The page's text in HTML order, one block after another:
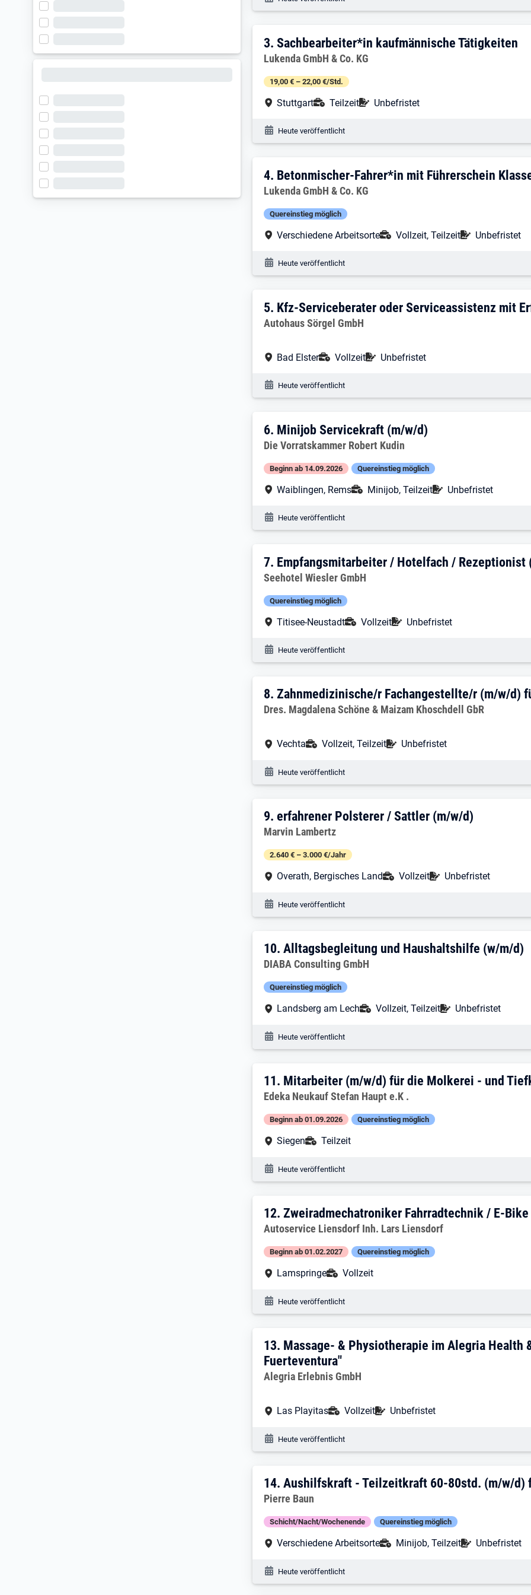
3. Ergebnis: Sachbearbeiter*in
3.Sachbearbeiter*in kaufmännische Tätigkeiten
Arbeitgeber:
Lukenda GmbH & Co. KG
19,00 € – 22,00 €/Std.
Arbeitsort:
Stuttgart Anstellungsart:
Teilzeit Befristung:
Unbefristet
Veröffentlichungsdatum:
Heute veröffentlicht
4. Ergebnis: Betonmischer-Fahrer*in mit
4. Betonmischer-Fahrer*in mit Führerschein
Arbeitgeber:
Lukenda GmbH & Co. KG
Quereinstieg möglich
Arbeitsort:
Verschiedene Arbeitsorte Anstellungsart:
Vollzeit, Teilzeit Befristung:
Unbefristet
Veröffentlichungsdatum:
Heute veröffentlicht
5. Ergebnis: Kfz-Serviceberater oder
5. Kfz-Serviceberater oder Serviceassistenz mit
Arbeitgeber:
Autohaus Sörgel GmbH
Arbeitsort:
Bad Elster Anstellungsart:
Vollzeit Befristung:
Unbefristet
Veröffentlichungsdatum:
Heute veröffentlicht
6. Ergebnis: Minijob Servicekraft (m/w/d)
6. Minijob Servicekraft (m/w/d)
Arbeitgeber:
Die Vorratskammer Robert Kudin
Beginn ab 14.09.2026 Quereinstieg möglich
Arbeitsort:
Waiblingen, Rems Anstellungsart:
Minijob, Teilzeit Befristung:
Unbefristet
Veröffentlichungsdatum:
Heute veröffentlicht
7. Ergebnis: Empfangsmitarbeiter /
7. Empfangsmitarbeiter / Hotelfach / Rezeptionist
Arbeitgeber:
Seehotel Wiesler GmbH
Quereinstieg möglich
Arbeitsort:
Titisee-Neustadt Anstellungsart:
Vollzeit Befristung:
Unbefristet
Veröffentlichungsdatum:
Heute veröffentlicht
8. Ergebnis: Zahnmedizinische/r
8.Zahnmedizinische/r Fachangestellte/r (m/w/d)
Arbeitgeber:
Dres. Magdalena Schöne & Maizam Khoschdell GbR
Arbeitsort:
Vechta Anstellungsart:
Vollzeit, Teilzeit Befristung:
Unbefristet
Veröffentlichungsdatum:
Heute veröffentlicht
9. Ergebnis: erfahrener Polsterer /
9.erfahrener Polsterer / Sattler (m/w/d)
Arbeitgeber:
Marvin Lambertz
2.640 € – 3.000 €/Jahr
Arbeitsort:
Overath, Bergisches Land Anstellungsart:
Vollzeit Befristung:
Unbefristet
Veröffentlichungsdatum:
Heute veröffentlicht
10. Ergebnis: Alltagsbegleitung und
10.Alltagsbegleitung und Haushaltshilfe (w/m/d)
Arbeitgeber:
DIABA Consulting GmbH
Quereinstieg möglich
Arbeitsort:
Landsberg am Lech Anstellungsart:
Vollzeit, Teilzeit Befristung:
Unbefristet
Veröffentlichungsdatum:
Heute veröffentlicht
11. Ergebnis: Mitarbeiter (m/w/d) für
11. Mitarbeiter (m/w/d) für die Molkerei - und
Arbeitgeber:
Edeka Neukauf Stefan Haupt e.K .
Beginn ab 01.09.2026 Quereinstieg möglich
Arbeitsort:
Siegen Anstellungsart:
Teilzeit
Veröffentlichungsdatum:
Heute veröffentlicht
12. Ergebnis: Zweiradmechatroniker
12.Zweiradmechatroniker Fahrradtechnik / E-
Arbeitgeber:
Autoservice Liensdorf Inh. Lars Liensdorf
Beginn ab 01.02.2027 Quereinstieg möglich
Arbeitsort:
Lamspringe Anstellungsart:
Vollzeit
Veröffentlichungsdatum:
Heute veröffentlicht
13. Ergebnis: Massage- &
13. Massage- & Physiotherapie im Alegria
Fuerteventura"
Arbeitgeber:
Alegria Erlebnis GmbH
Arbeitsort:
Las Playitas Anstellungsart:
Vollzeit Befristung:
Unbefristet
Veröffentlichungsdatum:
Heute veröffentlicht
14. Ergebnis: Aushilfskraft -
14.Aushilfskraft - Teilzeitkraft 60-80std. (m/w/d)
Arbeitgeber:
Pierre Baun
Schicht/Nacht/Wochenende Quereinstieg möglich
Arbeitsort:
Verschiedene Arbeitsorte Anstellungsart:
Minijob, Teilzeit Befristung:
Unbefristet
Veröffentlichungsdatum:
Heute veröffentlicht